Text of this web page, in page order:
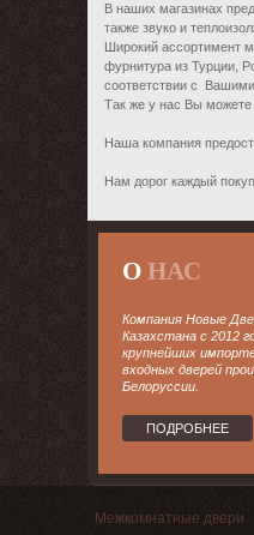
В наших магазинах
также звуко и
Широкий ассортимент
фурнитура из Турции,
соответствии с
Так же у нас Вы можете
Наша компания
Нам дорог каждый
О НАС
Компания Новые
Казахстана с 2012
крупнейших
входных дверей
Белоруссии.
ПОДРОБНЕЕ
Межкомнатные двери